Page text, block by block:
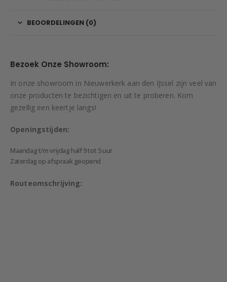
BEOORDELINGEN (0)
Bezoek Onze Showroom:
In onze showroom in Nieuwerkerk aan den IJssel zijn veel van
onze producten te bezichtigen en uit te proberen. Kom
gezellig een keertje langs!
Openingstijden:
Maandag t/m vrijdag half 9 tot 5 uur
Zaterdag op afspraak geopend
Routeomschrijving: